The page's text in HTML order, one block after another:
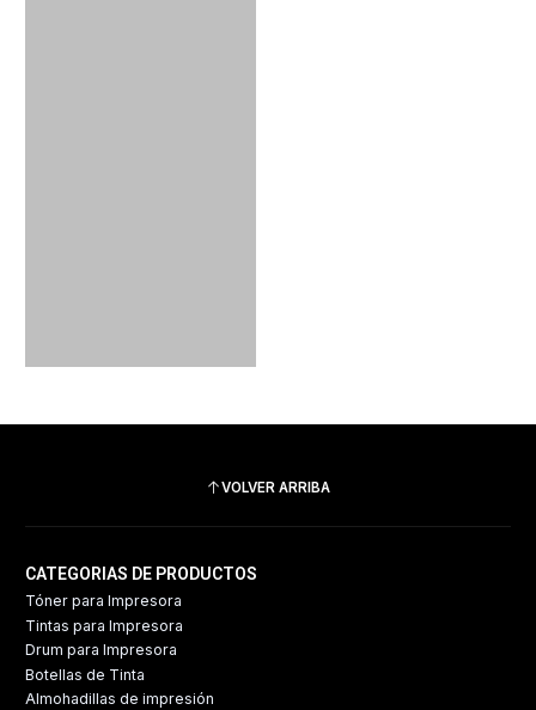
VOLVER ARRIBA
CATEGORIAS DE PRODUCTOS
Tóner para Impresora
Tintas para Impresora
Drum para Impresora
Botellas de Tinta
Almohadillas de impresión